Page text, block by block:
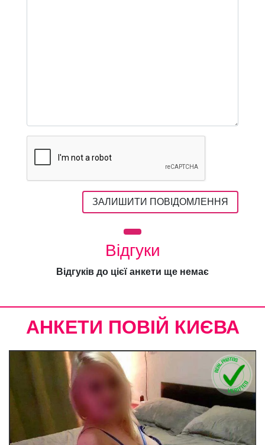
ЗАЛИШИТИ ПОВІДОМЛЕННЯ
Відгуки
Відгуків до цієї анкети ще немає
АНКЕТИ ПОВІЙ КИЄВА